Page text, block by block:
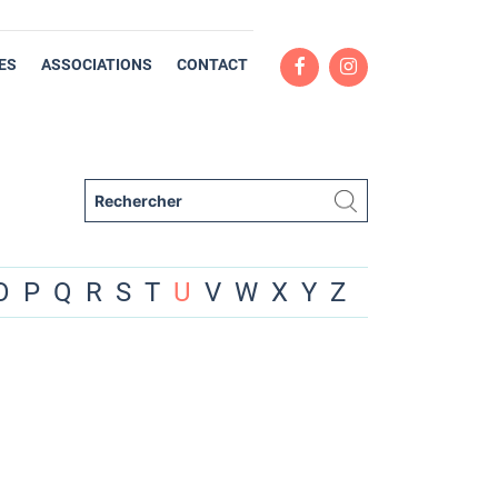
ASSOCIATIONS CONTACT
P Q R S T U V W X Y Z